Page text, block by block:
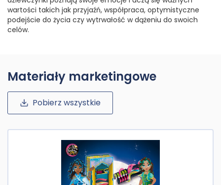
wartości takich jak przyjaźń, współpraca, optymistyczne
podejście do życia czy wytrwałość w dążeniu do swoich
celów.
Materiały marketingowe
Pobierz wszystkie